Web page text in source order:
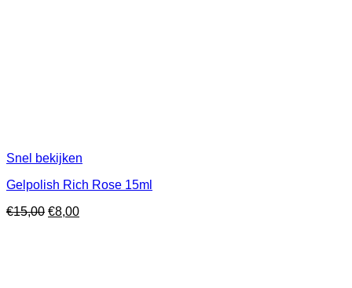
Snel bekijken
Gelpolish Rich Rose 15ml
€15,00 Oorspronkelijke
€8,00Huidige